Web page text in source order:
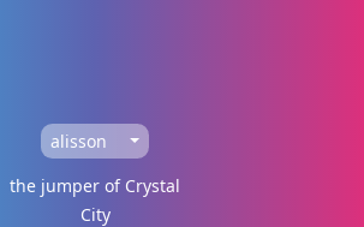
alisson
the jumper of Crystal
City